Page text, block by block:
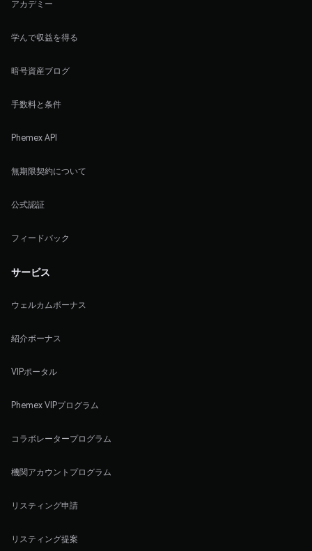
アカデミー
学んで収益を得る
暗号資産ブログ
手数料と条件
Phemex API
無期限契約について
公式認証
フィードバック
サービス
ウェルカムボーナス
紹介ボーナス
VIPポータル
Phemex VIPプログラム
コラボレータープログラム
機関アカウントプログラム
リスティング申請
リスティング提案